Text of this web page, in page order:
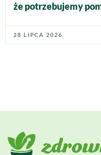
że potrzebujemy
28 LIPCA 2026